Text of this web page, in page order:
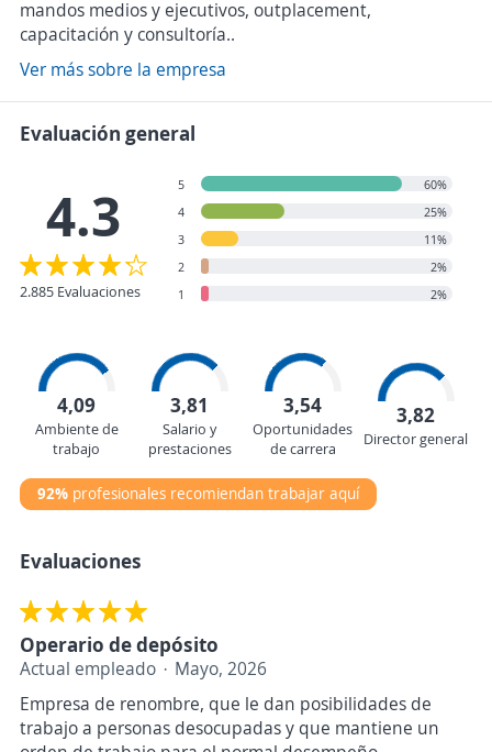
mandos medios y ejecutivos, outplacement,
capacitación y consultoría..
Ver más sobre la empresa
Evaluación general
4.3
2.885 Evaluaciones
5
60%
4
25%
3
11%
2
2%
1
2%
4,09
Ambiente de
trabajo
3,81
Salario y
prestaciones
3,54
Oportunidades
de carrera
3,82
Director general
92% profesionales recomiendan trabajar aquí
Evaluaciones
Operario de depósito
Actual empleado
Mayo, 2026
Empresa de renombre, que le dan posibilidades de
trabajo a personas desocupadas y que mantiene un